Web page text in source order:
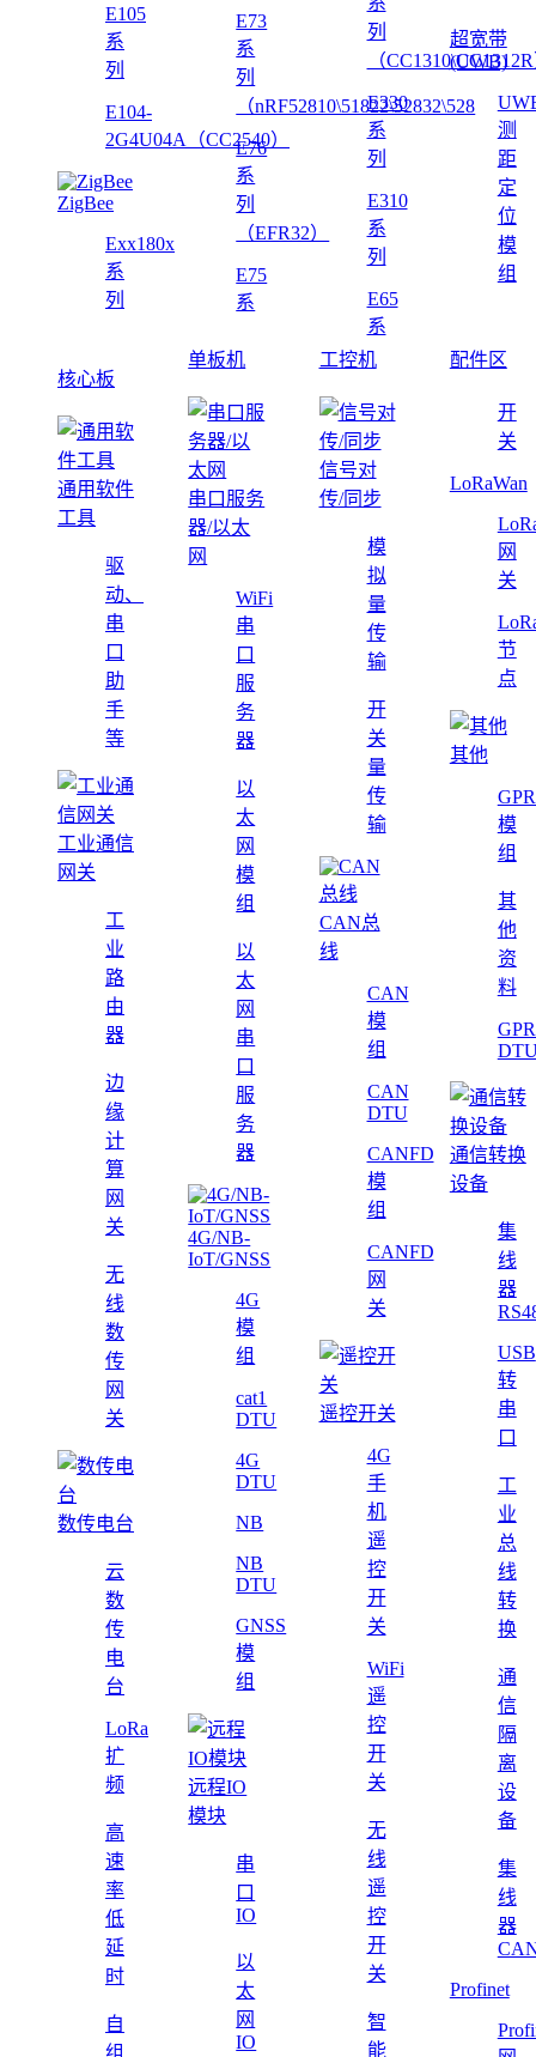
E105
系
列
E104-
2G4U04A（CC2540）
ZigBee
Exx180x
系
列
E73
系
列
（nRF52810\51822\52832\528
E76
系
列
（EFR32）
E75
系
列
（
E330
系
列
E310
系
列
E65
系
超宽带
(UWB)
测
距
定
位
模
组
核心板
单板机 工控机 配件区
通用软件
工具
驱
动、
串
口
助
手
等
工业通信
网关
工
业
路
由
器
边
缘
计
算
网
关
无
线
数
传
网
关
数传电台
云
数
传
电
台
LoRa
扩
频
高
速
率
低
延
时
自
组
串口服务
器/以太
网
WiFi
串
口
服
务
器
以
太
网
模
组
以
太
网
串
口
服
务
器
4G/NB-
IoT/GNSS
4G
模
组
cat1
DTU
4G
DTU
NB
NB
DTU
GNSS
模
组
远程IO
模块
串
口
IO
以
太
网
IO
信号对
传/同步
模
拟
量
传
输
开
关
量
传
输
CAN总
线
CAN
模
组
CAN
DTU
CANFD
模
组
CANFD
网
关
遥控开关
4G
手
机
遥
控
开
关
WiFi
遥
控
开
关
无
线
遥
控
开
关
智
能
开
关
LoRaWan
网
关
节
点
其他
模
组
其
他
资
料
通信转换
设备
集
线
器
USB
转
串
口
工
业
总
线
转
换
通
信
隔
离
设
备
集
线
器
Profinet